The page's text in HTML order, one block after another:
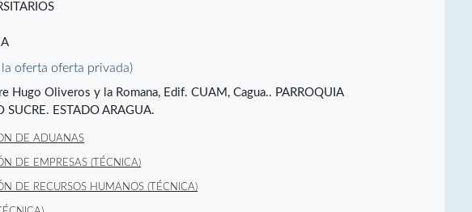
oferta oferta privada)
Hugo Oliveros y la Romana, Edif. CUAM, Cagua.. PARROQUIA
SUCRE. ESTADO ARAGUA.
DE ADUANAS
DE EMPRESAS (TÉCNICA)
DE RECURSOS HUMANOS (TÉCNICA)